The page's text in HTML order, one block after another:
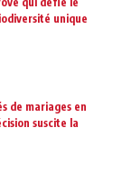
unique
de mariages en
suscite la